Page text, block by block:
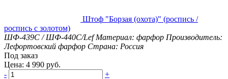
Штоф "Борзая (охота)" (роспись /
роспись с золотом)
ШФ-439С / ШФ-440С/Lef Материал: фарфор Производитель:
Лефортовский фарфор Страна: Россия
Под заказ
Цена: 4 990 руб.
-
+